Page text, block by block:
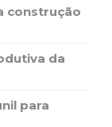
construção​
da
para